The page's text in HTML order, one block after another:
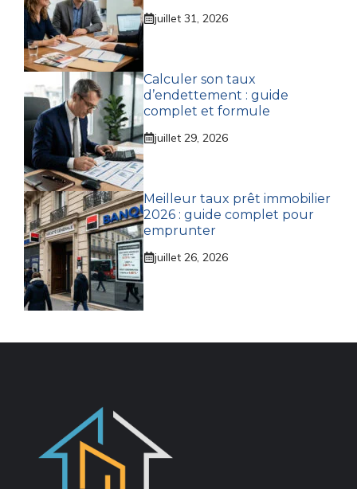
juillet 31, 2026
Calculer son taux
d’endettement : guide
complet et formule
juillet 29, 2026
Meilleur taux prêt immobilier
2026 : guide complet pour
emprunter
juillet 26, 2026